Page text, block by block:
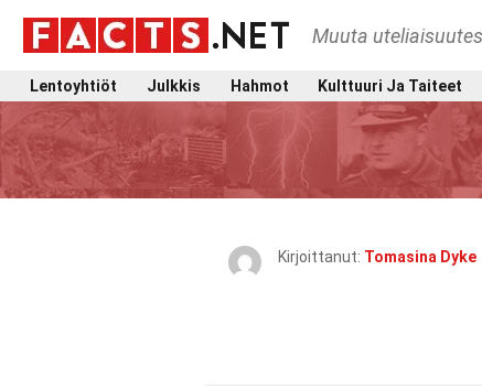
Muuta
Lentoyhtiöt Julkkis Hahmot Kulttuuri Ja Taiteet
Kirjoittanut: Tomasina Dyke